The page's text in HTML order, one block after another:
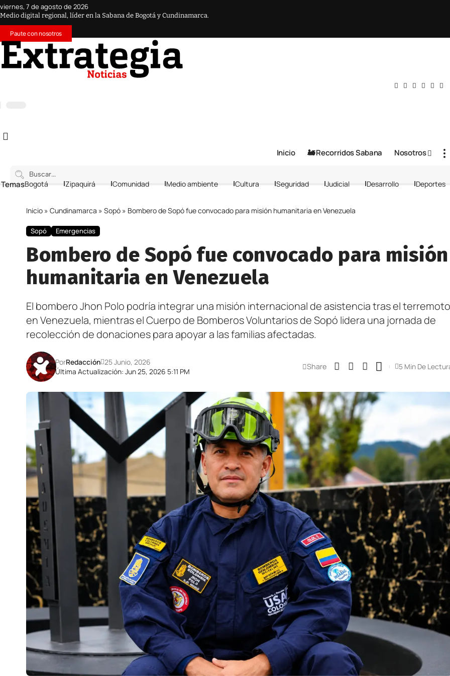
viernes, 7 de agosto de 2026
Medio digital regional, líder en la Sabana de Bogotá y Cundinamarca.
Paute con nosotros
Inicio 🚂 Recorridos Sabana Nosotros
Bogotá Zipaquirá Comunidad Medio ambiente Cultura Seguridad Judicial Desarrollo Deportes
Inicio » Cundinamarca » Sopó » Bombero de Sopó fue convocado para misión humanitaria en Venezuela
Sopó Emergencias
Bombero de Sopó fue convocado para misión
humanitaria en Venezuela
El bombero Jhon Polo podría integrar una misión internacional de asistencia tras el terremoto
en Venezuela, mientras el Cuerpo de Bomberos Voluntarios de Sopó lidera una jornada de
recolección de donaciones para apoyar a las familias afectadas.
Última Actualización: Jun 25, 2026 5:11 PM
PorRedacción 25 Junio, 2026 Share 5 Min De